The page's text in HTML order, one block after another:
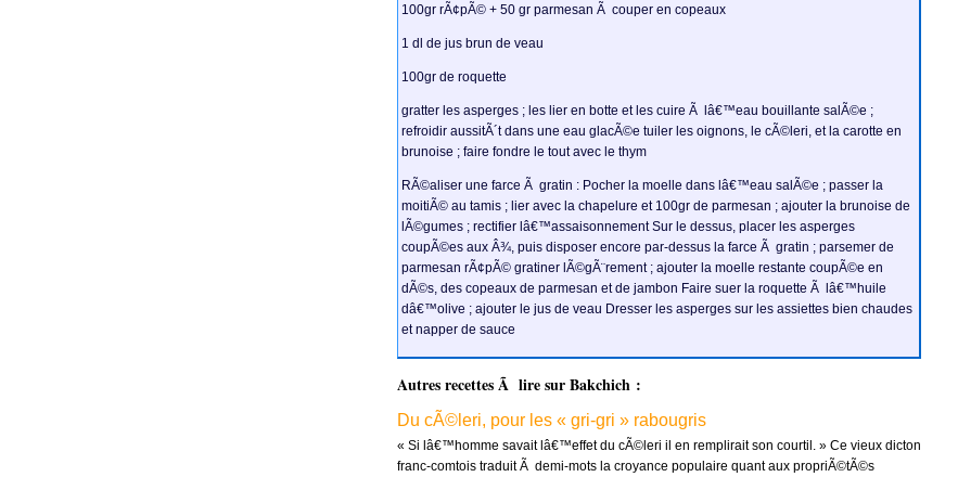
100gr rÃ¢pÃ© + 50 gr parmesan Ã couper en copeaux
1 dl de jus brun de veau
100gr de roquette
gratter les asperges ; les lier en botte et les cuire Ã lâ€™eau bouillante salÃ©e ;
refroidir aussitÃ´t dans une eau glacÃ©e tuiler les oignons, le cÃ©leri, et la carotte en
brunoise ; faire fondre le tout avec le thym
RÃ©aliser une farce Ã gratin : Pocher la moelle dans lâ€™eau salÃ©e ; passer la
moitiÃ© au tamis ; lier avec la chapelure et 100gr de parmesan ; ajouter la brunoise de
lÃ©gumes ; rectifier lâ€™assaisonnement Sur le dessus, placer les asperges
coupÃ©es aux Â¾, puis disposer encore par-dessus la farce Ã gratin ; parsemer de
parmesan rÃ¢pÃ© gratiner lÃ©gÃ¨rement ; ajouter la moelle restante coupÃ©e en
dÃ©s, des copeaux de parmesan et de jambon Faire suer la roquette Ã lâ€™huile
dâ€™olive ; ajouter le jus de veau Dresser les asperges sur les assiettes bien chaudes
et napper de sauce
Autres recettes Ã lire surBakchich :
Du cÃ©leri, pour les « gri-gri » rabougris
« Si lâ€™homme savait lâ€™effet du cÃ©leri il en remplirait son courtil. » Ce vieux dicton
franc-comtois traduit Ã demi-mots la croyance populaire quant aux propriÃ©tÃ©s